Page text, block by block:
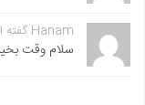
Hanam گفته است:
سلام وقت